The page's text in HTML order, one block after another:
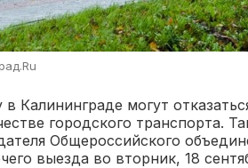
Калининграде могут
городского транспорта.
Общероссийского
выезда во вторник, 18